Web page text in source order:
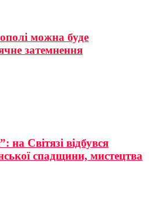
можна буде
затемнення
на Світязі відбувся
спадщини, мистецтва